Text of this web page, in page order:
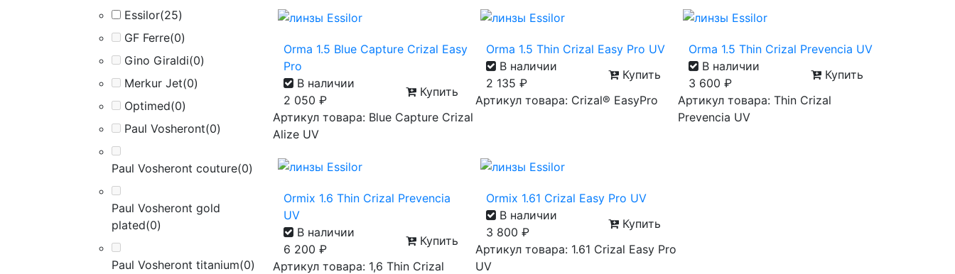
Essilor(25)
GF Ferre(0)
Gino Giraldi(0)
Merkur Jet(0)
Optimed(0)
Paul Vosheront(0)
Paul Vosheront couture(0)
Paul Vosheront gold
plated(0)
Paul Vosheront titanium(0)
Orma 1.5 Blue Capture Crizal Easy
Pro
В наличии
2 050 ₽
Купить
Артикул товара: Blue Capture Crizal
Alize UV
Orma 1.5 Thin Crizal Easy Pro UV
В наличии
2 135 ₽
Купить
Артикул товара: Crizal® EasyPro
Orma 1.5 Thin Crizal Prevencia UV
В наличии
3 600 ₽
Купить
Артикул товара: Thin Crizal
Prevencia UV
Ormix 1.6 Thin Crizal Prevencia
UV
В наличии
6 200 ₽
Купить
Артикул товара: 1,6 Thin Crizal
Ormix 1.61 Crizal Easy Pro UV
В наличии
3 800 ₽
Купить
Артикул товара: 1.61 Crizal Easy Pro
UV